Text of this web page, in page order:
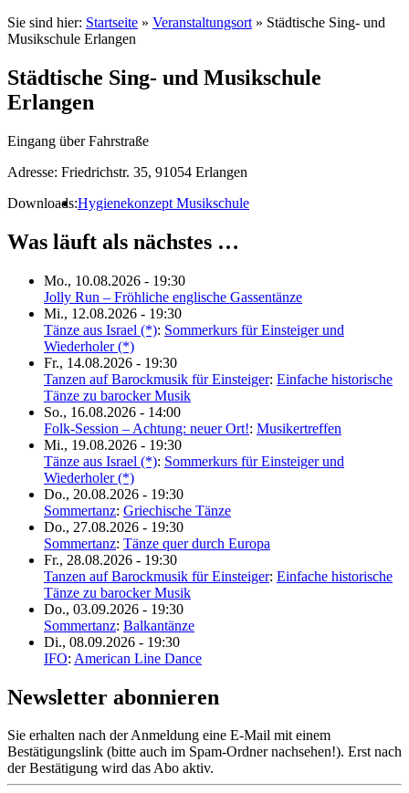
Sie sind hier: Startseite » Veranstaltungsort » Städtische Sing- und
Musikschule Erlangen
Städtische Sing- und Musikschule
Erlangen
Eingang über Fahrstraße
Adresse: Friedrichstr. 35, 91054 Erlangen
Downloads:Hygienekonzept Musikschule
Was läuft als nächstes …
Mo., 10.08.2026 - 19:30
Jolly Run – Fröhliche englische Gassentänze
Mi., 12.08.2026 - 19:30
Tänze aus Israel (*): Sommerkurs für Einsteiger und
Wiederholer (*)
Fr., 14.08.2026 - 19:30
Tanzen auf Barockmusik für Einsteiger: Einfache historische
Tänze zu barocker Musik
So., 16.08.2026 - 14:00
Folk-Session – Achtung: neuer Ort!: Musikertreffen
Mi., 19.08.2026 - 19:30
Tänze aus Israel (*): Sommerkurs für Einsteiger und
Wiederholer (*)
Do., 20.08.2026 - 19:30
Sommertanz: Griechische Tänze
Do., 27.08.2026 - 19:30
Sommertanz: Tänze quer durch Europa
Fr., 28.08.2026 - 19:30
Tanzen auf Barockmusik für Einsteiger: Einfache historische
Tänze zu barocker Musik
Do., 03.09.2026 - 19:30
Sommertanz: Balkantänze
Di., 08.09.2026 - 19:30
IFO: American Line Dance
Newsletter abonnieren
Sie erhalten nach der Anmeldung eine E-Mail mit einem
Bestätigungslink (bitte auch im Spam-Ordner nachsehen!). Erst nach
der Bestätigung wird das Abo aktiv.